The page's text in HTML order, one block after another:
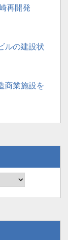
再開発
ルの建設状
商業施設を